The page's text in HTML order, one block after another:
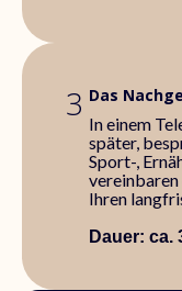
3 Das
In einem
später,
Sport-,
vereinbaren
Ihren
Dauer: ca.